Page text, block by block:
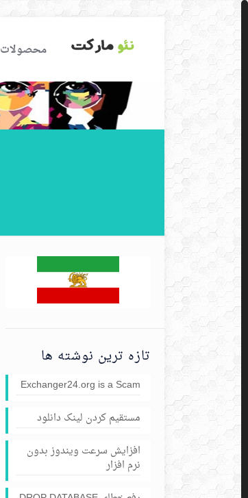
محصولات
تازه ترین نوشته ها
Exchanger24.org is a Scam
مستقیم کردن لینک دانلود
افزایش سرعت ویندوز بدون
نرم افزار